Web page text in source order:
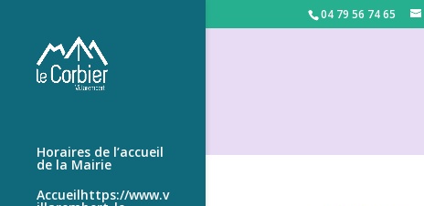
04 79 56 74 65
Horaires de l’accueil
de la Mairie
Accueilhttps://www.v